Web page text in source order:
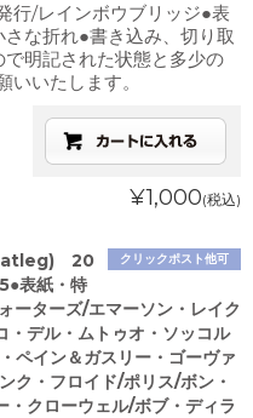
行/レインボウブリッジ●表
な折れ●書き込み、切り取
明記された状態と多少の
いたします。
¥1,000(税込)
クリックポスト他可
20
表紙・特
ーターズ/エマーソン・レイク
・デル・ムトゥオ・ソッコル
ペイン＆ガスリー・ゴーヴァ
ク・フロイド/ポリス/ボン・
・クローウェル/ボブ・ディラ